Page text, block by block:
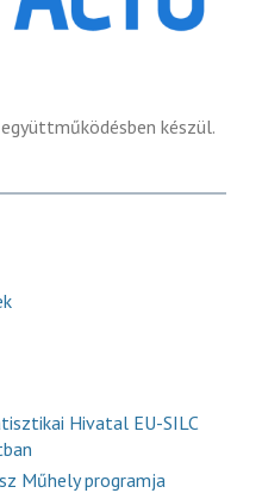
készül.
Hivatal EU-SILC
Műhely programja